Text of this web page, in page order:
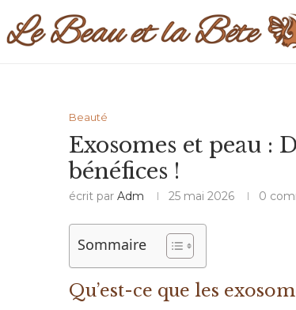
Beauté
Exosomes et peau :
bénéfices !
écrit par Adm 25 mai 2026 0
Sommaire
Qu’est-ce que les